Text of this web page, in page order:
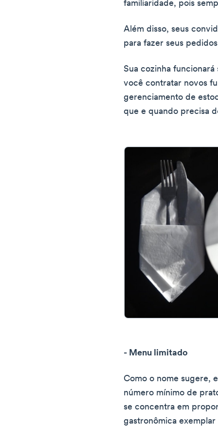
familiaridade, pois
Além disso, seus
para fazer seus
Sua cozinha
você contratar novos
gerenciamento de
que e quando precisa
- Menu limitado
Como o nome sugere,
número mínimo de
se concentra em
gastronômica exemplar